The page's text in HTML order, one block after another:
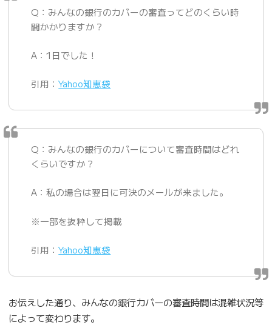
Q：みんなの銀行のカバーの審査ってどのくらい時
間かかりますか？
A：1日でした！
引用：Yahoo知恵袋
Q：みんなの銀行のカバーについて審査時間はどれ
くらいですか？
A：私の場合は翌日に可決のメールが来ました。
※一部を抜粋して掲載
引用：Yahoo知恵袋
お伝えした通り、みんなの銀行カバーの審査時間は混雑状況等
によって変わります。